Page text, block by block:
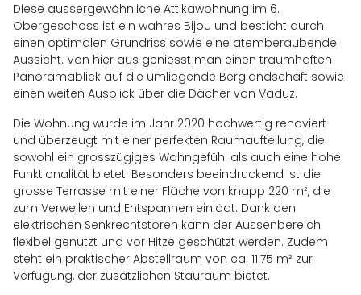
Diese aussergewöhnliche Attikawohnung im 6.
Obergeschoss ist ein wahres Bijou und besticht durch
einen optimalen Grundriss sowie eine atemberaubende
Aussicht. Von hier aus geniesst man einen traumhaften
Panoramablick auf die umliegende Berglandschaft sowie
einen weiten Ausblick über die Dächer von Vaduz.
Die Wohnung wurde im Jahr 2020 hochwertig renoviert
und überzeugt mit einer perfekten Raumaufteilung, die
sowohl ein grosszügiges Wohngefühl als auch eine hohe
Funktionalität bietet. Besonders beeindruckend ist die
grosse Terrasse mit einer Fläche von knapp 220 m², die
zum Verweilen und Entspannen einlädt. Dank den
elektrischen Senkrechtstoren kann der Aussenbereich
flexibel genutzt und vor Hitze geschützt werden. Zudem
steht ein praktischer Abstellraum von ca. 11.75 m² zur
Verfügung, der zusätzlichen Stauraum bietet.